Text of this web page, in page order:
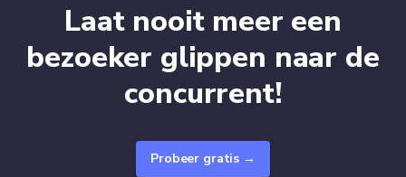
Laat nooit meer een
bezoeker glippen naar de
concurrent!
Probeer gratis →